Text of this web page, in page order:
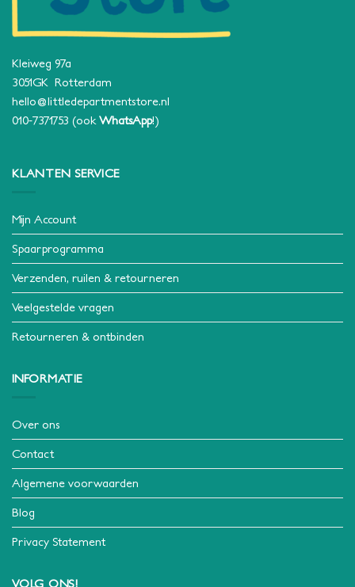
Kleiweg 97a
3051GK Rotterdam
hello@littledepartmentstore.nl
010-7371753 (ook WhatsApp!)
KLANTEN SERVICE
Mijn Account
Spaarprogramma
Verzenden, ruilen & retourneren
Veelgestelde vragen
Retourneren & ontbinden
INFORMATIE
Over ons
Contact
Algemene voorwaarden
Blog
Privacy Statement
VOLG ONS!